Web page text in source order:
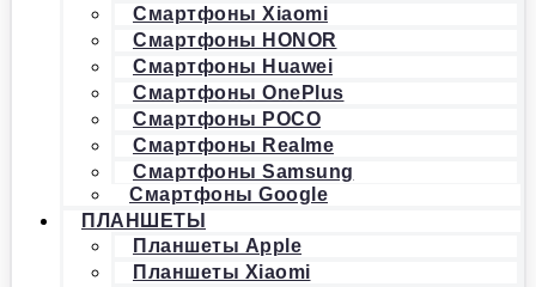
Смартфоны Xiaomi
Смартфоны HONOR
Смартфоны Huawei
Смартфоны OnePlus
Смартфоны POCO
Смартфоны Realme
Смартфоны Samsung
Смартфоны Google
ПЛАНШЕТЫ
Планшеты Apple
Планшеты Xiaomi